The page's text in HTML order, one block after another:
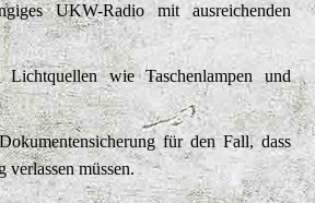
UKW-Radio mit ausreichenden
Lichtquellen wie Taschenlampen und
für den Fall, dass
verlassen müssen.